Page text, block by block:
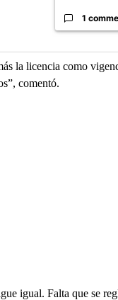
1
la licencia como
comentó.
igual. Falta que se